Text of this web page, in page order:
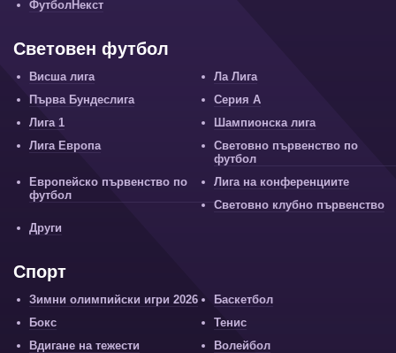
ФутболНекст
Световен футбол
Висша лига
Ла Лига
Първа Бундеслига
Серия А
Лига 1
Шампионска лига
Лига Европа
Световно първенство по
футбол
Европейско първенство по
футбол
Лига на конференциите
Световно клубно първенство
Други
Спорт
Зимни олимпийски игри 2026
Баскетбол
Бокс
Тенис
Вдигане на тежести
Волейбол